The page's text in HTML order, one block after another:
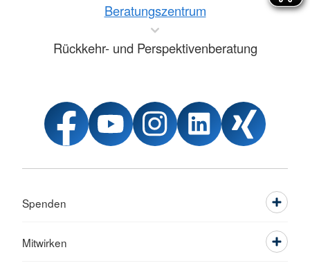
Beratungszentrum
Rückkehr- und Perspektivenberatung
Spenden
Mitwirken